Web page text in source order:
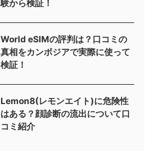
験から検証！
World eSIMの評判は？口コミの
真相をカンボジアで実際に使って
検証！
Lemon8(レモンエイト)に危険性
はある？顔診断の流出について口
コミ紹介